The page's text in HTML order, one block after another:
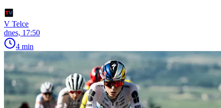
V Telce
dnes, 17:50
4 min